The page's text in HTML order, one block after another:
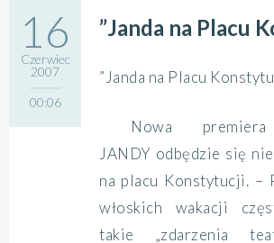
16
Czerwiec
2007
00:06
”Janda na Placu
”Janda na Placu
Nowa premiera
JANDY odbędzie się
na placu Konstytucji. –
włoskich wakacji
takie „zdarzenia